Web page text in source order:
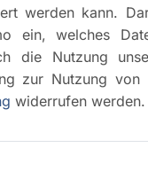
werden kann.
ein, welches
die Nutzung
zur Nutzung
widerrufen werden.